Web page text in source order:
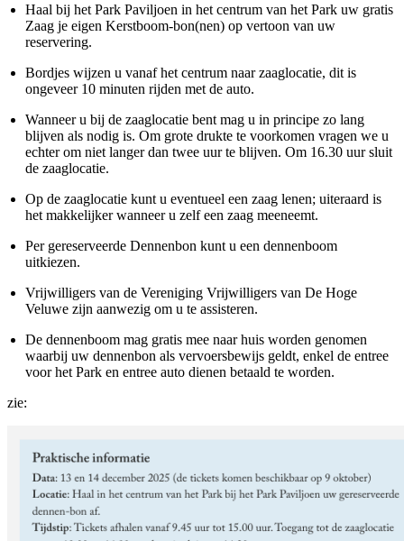
Haal bij het Park Paviljoen in het centrum van het Park uw gratis
Zaag je eigen Kerstboom-bon(nen) op vertoon van uw
reservering.
Bordjes wijzen u vanaf het centrum naar zaaglocatie, dit is
ongeveer 10 minuten rijden met de auto.
Wanneer u bij de zaaglocatie bent mag u in principe zo lang
blijven als nodig is. Om grote drukte te voorkomen vragen we u
echter om niet langer dan twee uur te blijven. Om 16.30 uur sluit
de zaaglocatie.
Op de zaaglocatie kunt u eventueel een zaag lenen; uiteraard is
het makkelijker wanneer u zelf een zaag meeneemt.
Per gereserveerde Dennenbon kunt u een dennenboom
uitkiezen.
Vrijwilligers van de Vereniging Vrijwilligers van De Hoge
Veluwe zijn aanwezig om u te assisteren.
De dennenboom mag gratis mee naar huis worden genomen
waarbij uw dennenbon als vervoersbewijs geldt, enkel de entree
voor het Park en entree auto dienen betaald te worden.
zie: